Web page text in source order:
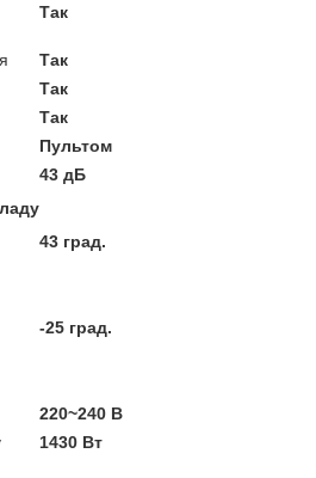
Так
Так
Так
Так
Пультом
43 дБ
43 град.
-25 град.
220~240 В
1430 Вт